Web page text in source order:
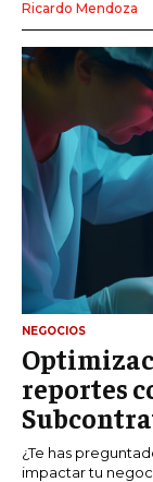
Ricardo Mendoza
NEGOCIOS
reportes
¿Te has
impactar tu